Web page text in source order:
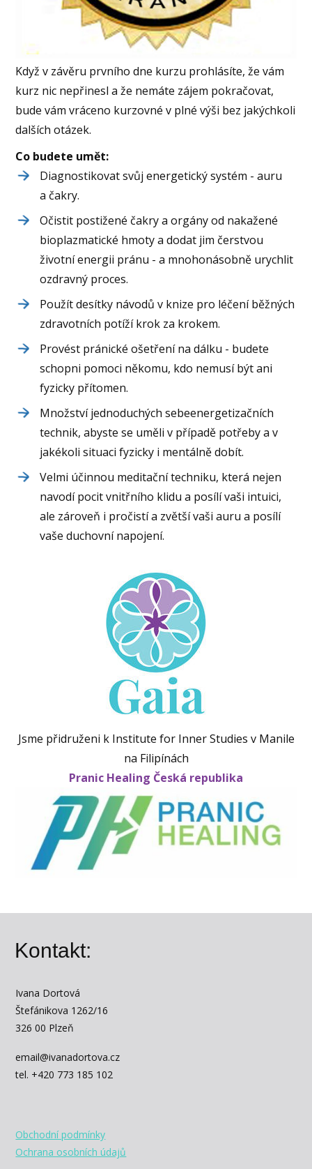
Když v závěru prvního dne kurzu prohlásíte, že vám
kurz nic nepřinesl a že nemáte zájem pokračovat,
bude vám vráceno kurzovné v plné výši bez jakýchkoli
dalších otázek.
Co budete umět:
Diagnostikovat svůj energetický systém - auru
a čakry.
Očistit postižené čakry a orgány od nakažené
bioplazmatické hmoty a dodat jim čerstvou
životní energii pránu - a mnohonásobně urychlit
ozdravný proces.
Použít desítky návodů v knize pro léčení běžných
zdravotních potíží krok za krokem.
Provést pránické ošetření na dálku - budete
schopni pomoci někomu, kdo nemusí být ani
fyzicky přítomen.
Množství jednoduchých sebeenergetizačních
technik, abyste se uměli v případě potřeby a v
jakékoli situaci fyzicky i mentálně dobít.
Velmi účinnou meditační techniku, která nejen
navodí pocit vnitřního klidu a posílí vaši intuici,
ale zároveň i pročistí a zvětší vaši auru a posílí
vaše duchovní napojení.
Jsme přidruženi k Institute for Inner Studies v Manile
na Filipínách
Pranic Healing Česká republika
Kontakt:
Ivana Dortová
Štefánikova 1262/16
326 00 Plzeň
email@ivanadortova.cz
tel. +420 773 185 102
Obchodní podmínky
Ochrana osobních údajů